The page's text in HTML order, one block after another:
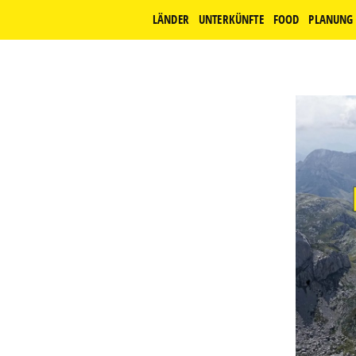
LÄNDER UNTERKÜNFTE FOOD PLANUNG